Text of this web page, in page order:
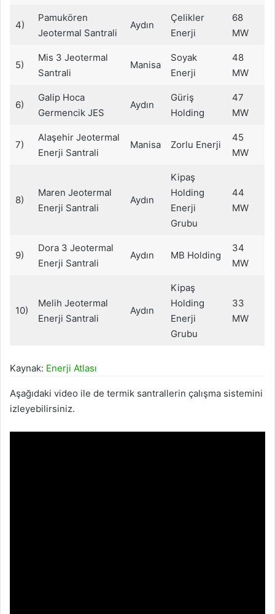
4)
Pamukören
Jeotermal Santrali
Aydın
Çelikler
Enerji
68
MW
5)
Mis 3 Jeotermal
Santrali
Manisa
Soyak
Enerji
48
MW
6)
Galip Hoca
Germencik JES
Aydın
Güriş
Holding
47
MW
7)
Alaşehir Jeotermal
Enerji Santrali
Manisa Zorlu Enerji
45
MW
8)
Maren Jeotermal
Enerji Santrali
Aydın
Kipaş
Holding
Enerji
Grubu
44
MW
9)
Dora 3 Jeotermal
Enerji Santrali
Aydın MB Holding
34
MW
10)
Melih Jeotermal
Enerji Santrali
Aydın
Kipaş
Holding
Enerji
Grubu
33
MW
Kaynak: Enerji Atlası
Aşağıdaki video ile de termik santrallerin çalışma sistemini
izleyebilirsiniz.